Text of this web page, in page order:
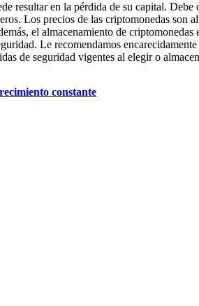
resultar en la pérdida de su capital.
Los precios de las criptomonedas son
el almacenamiento de
Le recomendamos
de seguridad vigentes al elegir o
constante